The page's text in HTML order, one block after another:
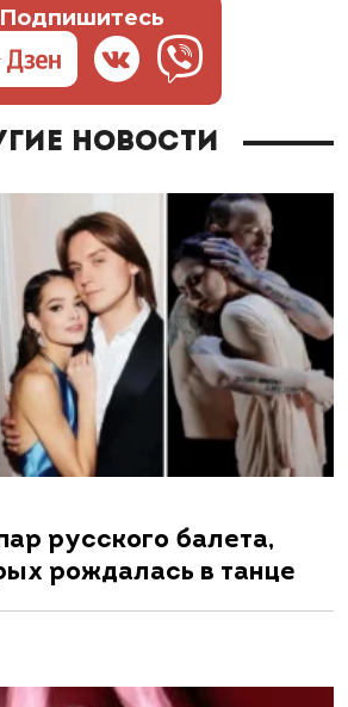
Подпишитесь
новости
русского балета,
рождалась в танце